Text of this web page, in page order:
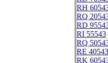
RH
RQ
RD
RI 55543
RQ
RE 40543
RK